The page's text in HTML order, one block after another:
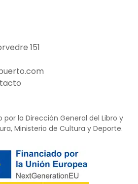
151
la Dirección General del Libro y
Ministerio de Cultura y Deporte.